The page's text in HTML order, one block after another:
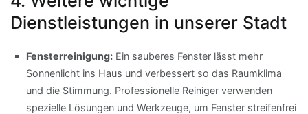
Dienstleistungen in unserer Stadt
Fensterreinigung: Ein sauberes Fenster lässt mehr
Sonnenlicht ins Haus und verbessert so das Raumklima
und die Stimmung. Professionelle Reiniger verwenden
spezielle Lösungen und Werkzeuge, um Fenster streifenfrei